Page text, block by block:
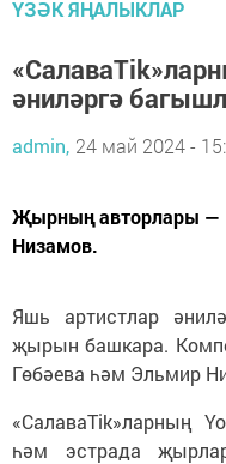
ҮЗӘК ЯҢАЛЫКЛАР
әниләргә
admin, 24 май 2024 -
Җырның авторлары —
Низамов.
Яшь артистлар
җырын башкара.
Гөбәева һәм Эльмир
«СалаваTik»ларның
һәм эстрада